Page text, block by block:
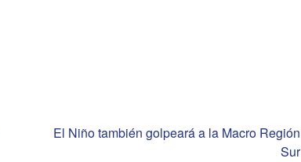
El Niño también golpeará a la Macro Región
Sur